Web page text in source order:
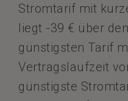
Stromtarif mit
liegt -39 € über
günstigsten Tarif
Vertragslaufzeit
günstigste